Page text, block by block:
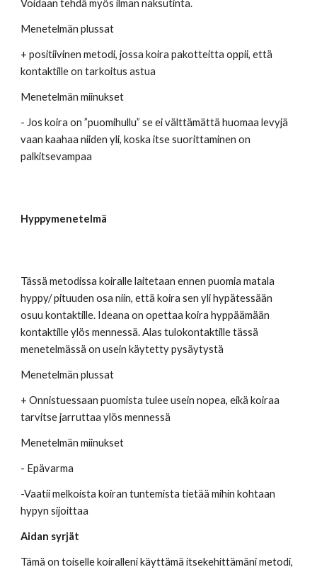
Voidaan tehdä myös ilman naksutinta.
Menetelmän plussat
+ positiivinen metodi, jossa koira pakotteitta oppii, että
kontaktille on tarkoitus astua
Menetelmän miinukset
- Jos koira on ”puomihullu” se ei välttämättä huomaa levyjä
vaan kaahaa niiden yli, koska itse suorittaminen on
palkitsevampaa
Hyppymenetelmä
Tässä metodissa koiralle laitetaan ennen puomia matala
hyppy/ pituuden osa niin, että koira sen yli hypätessään
osuu kontaktille. Ideana on opettaa koira hyppäämään
kontaktille ylös mennessä. Alas tulokontaktille tässä
menetelmässä on usein käytetty pysäytystä
Menetelmän plussat
+ Onnistuessaan puomista tulee usein nopea, eikä koiraa
tarvitse jarruttaa ylös mennessä
Menetelmän miinukset
- Epävarma
-Vaatii melkoista koiran tuntemista tietää mihin kohtaan
hypyn sijoittaa
Aidan syrjät
Tämä on toiselle koiralleni käyttämä itsekehittämäni metodi,